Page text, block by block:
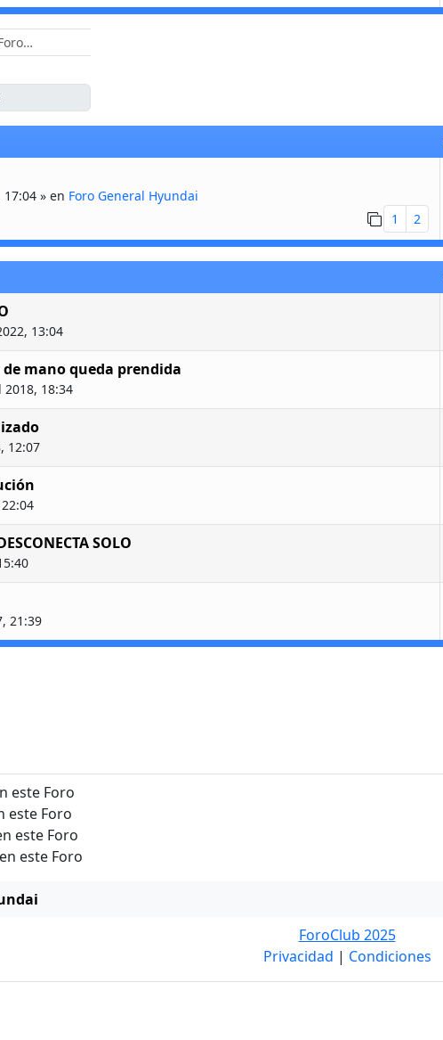
17:04 » en Foro General Hyundai
1
2
13:04
mano queda prendida
2018, 18:34
12:07
SOLO
21:39
este Foro
este Foro
este Foro
este Foro
ForoClub 2025
Privacidad | Condiciones